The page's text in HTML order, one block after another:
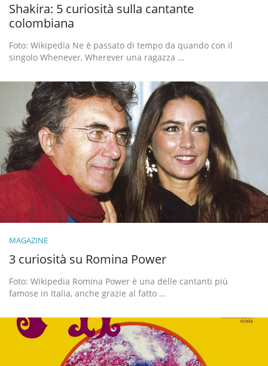
Shakira: 5 curiosità sulla cantante
colombiana
Foto: Wikipedia Ne è passato di tempo da quando con il
singolo Whenever, Wherever una ragazza …
MAGAZINE
3 curiosità su Romina Power
Foto: Wikipedia Romina Power è una delle cantanti più
famose in Italia, anche grazie al fatto …